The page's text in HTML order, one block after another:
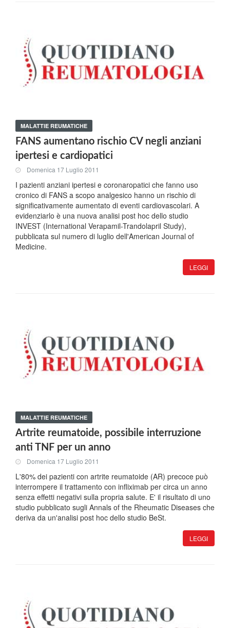
MALATTIE REUMATICHE
FANS aumentano rischio CV negli anziani
ipertesi e cardiopatici
Domenica 17 Luglio 2011
I pazienti anziani ipertesi e coronaropatici che fanno uso
cronico di FANS a scopo analgesico hanno un rischio di
significativamente aumentato di eventi cardiovascolari. A
evidenziarlo è una nuova analisi post hoc dello studio
INVEST (International Verapamil-Trandolapril Study),
pubblicata sul numero di luglio dell'American Journal of
Medicine.
LEGGI
MALATTIE REUMATICHE
Artrite reumatoide, possibile interruzione
anti TNF per un anno
Domenica 17 Luglio 2011
L'80% dei pazienti con artrite reumatoide (AR) precoce può
interrompere il trattamento con infliximab per circa un anno
senza effetti negativi sulla propria salute. E' il risultato di uno
studio pubblicato sugli Annals of the Rheumatic Diseases che
deriva da un'analisi post hoc dello studio BeSt.
LEGGI